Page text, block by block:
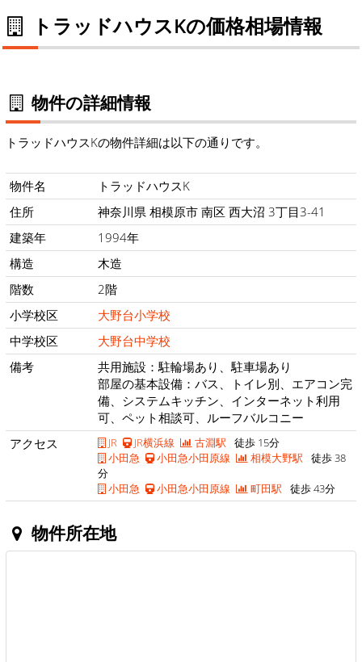
トラッドハウスKの価格相場情報
物件の詳細情報
トラッドハウスKの物件詳細は以下の通りです。
物件名
トラッドハウスK
住所
神奈川県 相模原市 南区 西大沼 3丁目3-41
建築年
1994年
構造
木造
階数
2階
小学校区
大野台小学校
中学校区
大野台中学校
備考
共用施設：駐輪場あり、駐車場あり
部屋の基本設備：バス、トイレ別、エアコン完
備、システムキッチン、インターネット利用
可、ペット相談可、ルーフバルコニー
アクセス
JR JR横浜線 古淵駅 徒歩 15分
小田急
小田急小田原線 相模大野駅 徒歩 38
分
小田急
小田急小田原線 町田駅 徒歩 43分
物件所在地